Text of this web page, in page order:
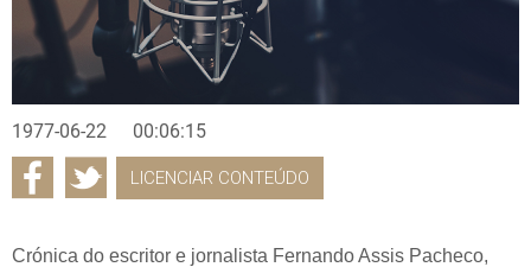
1977-06-22 00:06:15
LICENCIAR CONTEÚDO
Crónica do escritor e jornalista Fernando Assis Pacheco,